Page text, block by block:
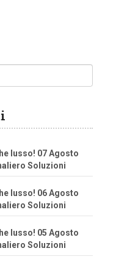
lusso! 07 Agosto
Soluzioni
lusso! 06 Agosto
Soluzioni
lusso! 05 Agosto
Soluzioni